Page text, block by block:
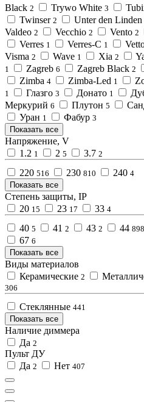
Black 2 Trywo White 3
Twinser 2 Unter den Linden
Valdeo 2 Vecchio 2 Vento 2
Verres 1 Verres-C 1
Visma 2 Wave 1 Xia 2
1 Zagreb 6 Zagreb Black 2
Zimba 4 Zimba-Led 1
1 Глазго 3 Донато 1
Меркурий 6 Плутон 5
Уран 1 Фабур 3
Показать все
Напряжение, V
1.2 1 2 5 3.7 2
220 516 230 810 240 4
Показать все
Степень защиты, IP
20 15 23 17 33 4
40 5 41 2 43 2 44 898
67 6
Показать все
Виды материалов
Керамические 2
306
Стеклянные 441
Показать все
Наличие диммера
Да 2
Пульт ДУ
Да 2 Нет 407